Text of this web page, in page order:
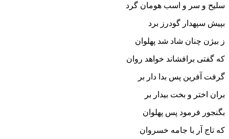
سلیح و سر و اسب هومان گرد
بپیش سپهدار گودرز برد
ز بیژن چنان شاد شد پهلوان
که گفتى برافشاند خواهد روان‏
گرفت آفرین پس بدا دار بر
بران اختر و بخت بیدار بر
بگنجور فرمود پس پهلوان
که تاج آر با جامه خسروان‏